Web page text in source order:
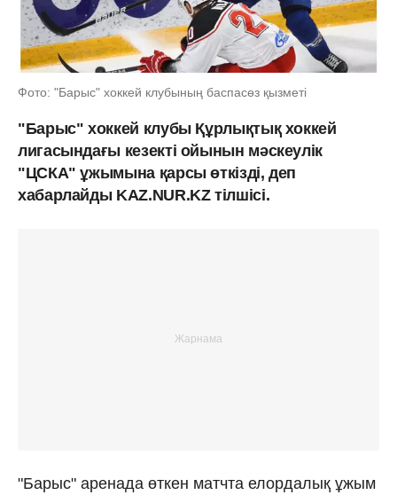
Фото: "Барыс" хоккей клубының баспасөз қызметі
"Барыс" хоккей клубы Құрлықтық хоккей
лигасындағы кезекті ойынын мәскеулік
"ЦСКА" ұжымына қарсы өткізді, деп
хабарлайды KAZ.NUR.KZ тілшісі.
"Барыс" аренада өткен матчта елордалық ұжым